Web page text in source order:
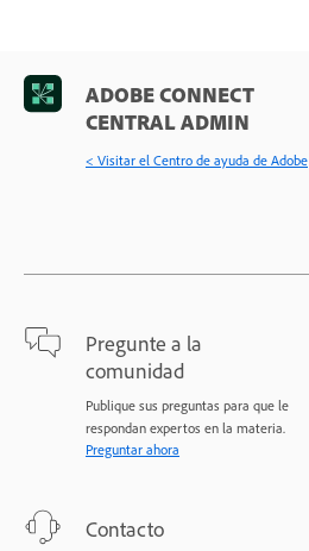
ADOBE CONNECT
CENTRAL ADMIN
< Visitar el Centro de ayuda de Adobe
Pregunte a la
comunidad
Publique sus preguntas para que le
respondan expertos en la materia.
Preguntar ahora
Contacto